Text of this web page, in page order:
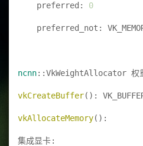
preferred: 0
preferred_not:
ncnn::VkWeightAllocator 权
vkCreateBuffer():
vkAllocateMemory():
集成显卡: